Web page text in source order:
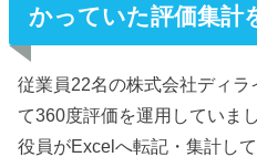
かっていた評価集計
従業員22名の株式会社ディ
て360度評価を運用していま
役員がExcelへ転記・集計し